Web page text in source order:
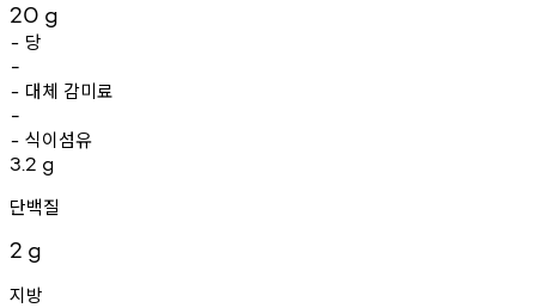
20 g
- 당
-
- 대체 감미료
-
- 식이섬유
3.2 g
단백질
2 g
지방